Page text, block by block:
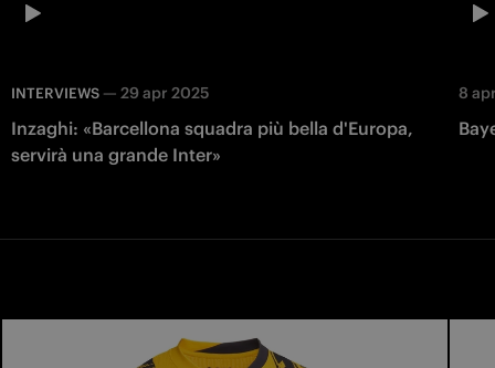
INTERVIEWS — 29 apr 2025
Inzaghi: «Barcellona squadra più bella d'Europa,
servirà una grande Inter»
8